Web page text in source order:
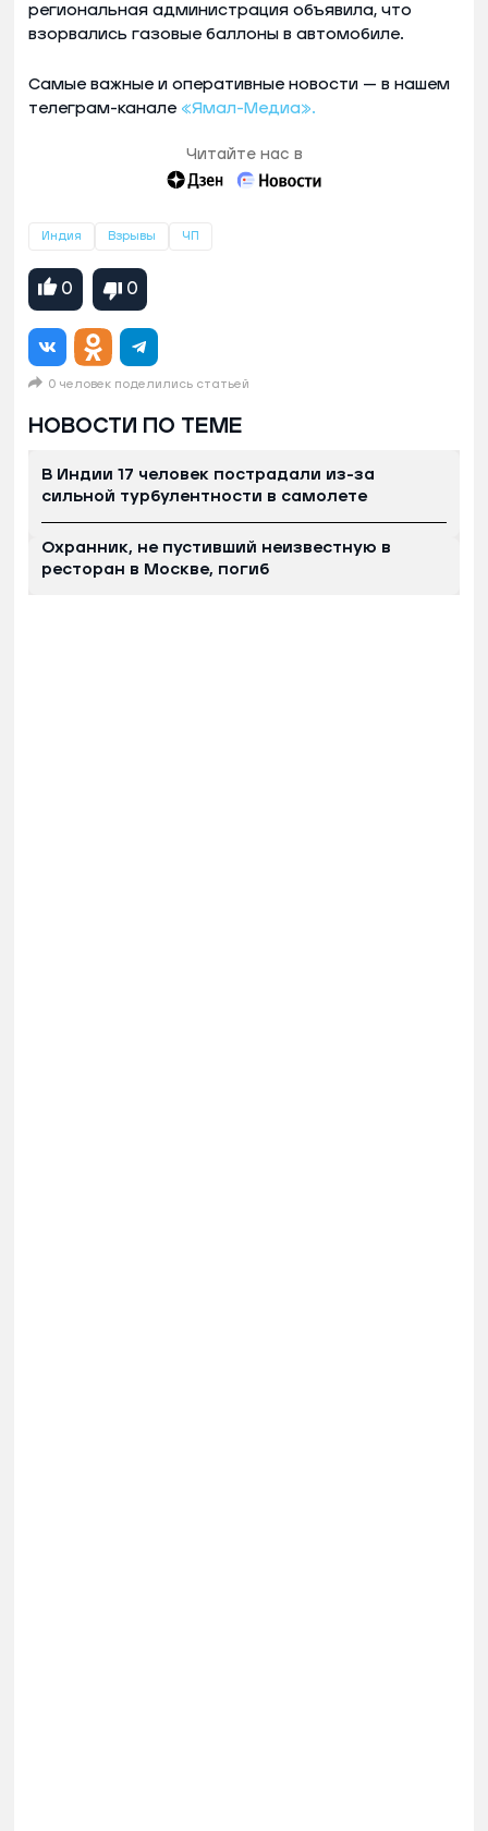
региональная администрация объявила, что
взорвались газовые баллоны в автомобиле.
Самые важные и оперативные новости — в нашем
телеграм-канале «Ямал-Медиа».
Читайте нас в
Индия Взрывы ЧП
0 0
0 человек поделились статьей
НОВОСТИ ПО ТЕМЕ
В Индии 17 человек пострадали из-за
сильной турбулентности в самолете
Охранник, не пустивший неизвестную в
ресторан в Москве, погиб